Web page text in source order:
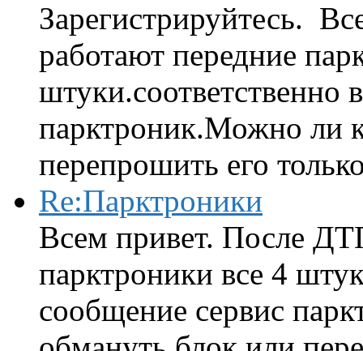
Зарегистрируйтесь.
работают передние
штуки.соответственно
парктроник.Можно ли
перепрошить его
Re:Парктроники
Всем привет. После
парктроники все 4
сообщение сервис